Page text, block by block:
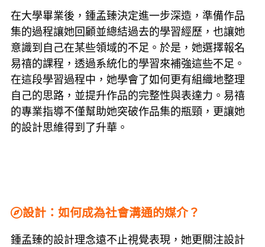
在大學畢業後，鍾孟臻決定進一步深造，準備作品
集的過程讓她回顧並總結過去的學習經歷，也讓她
意識到自己在某些領域的不足。於是，她選擇報名
易禧的課程，透過系統化的學習來補強這些不足。
在這段學習過程中，她學會了如何更有組織地整理
自己的思路，並提升作品的完整性與表達力。易禧
的專業指導不僅幫助她突破作品集的瓶頸，更讓她
的設計思維得到了升華。
設計：如何成為社會溝通的媒介？
鍾孟臻的設計理念遠不止視覺表現，她更關注設計